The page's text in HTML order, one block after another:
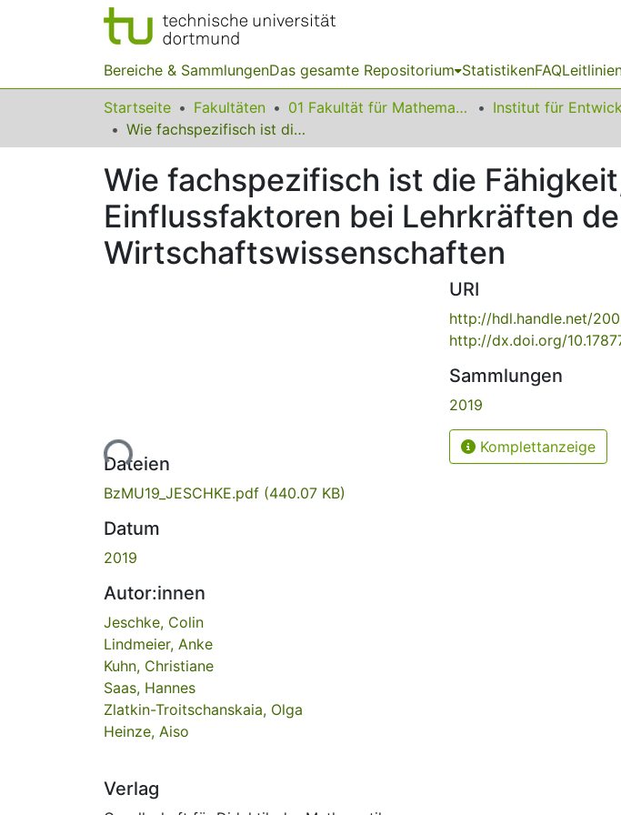
Bereiche & SammlungenDas gesamte Repositorium StatistikenFAQ
Startseite Fakultäten 01 Fakultät für Mathematik
Wie fachspezifisch ist die Fähigkeit, im Unterricht zu handeln? Einflussfaktoren bei Lehrkräften der Fächer Mathematik und Wirtschaftswissenschaften
Wie fachspezifisch ist die
Einflussfaktoren bei Lehrkräften
Wirtschaftswissenschaften
Lade...
Dateien
BzMU19_JESCHKE.pdf (440.07 KB)
Datum
2019
Autor:innen
Jeschke, Colin
Lindmeier, Anke
Kuhn, Christiane
Saas, Hannes
Zlatkin-Troitschanskaia, Olga
Heinze, Aiso
Verlag
URI
http://hdl.handle.net/
http://dx.doi.org/
Sammlungen
2019
Komplettanzeige